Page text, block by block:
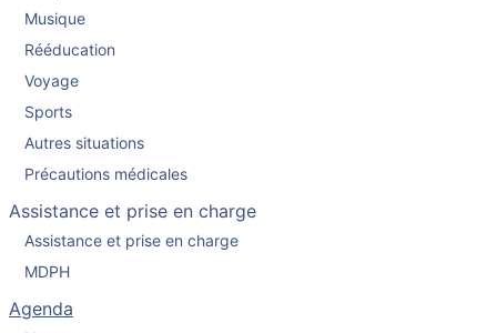
Musique
Rééducation
Voyage
Sports
Autres situations
Précautions médicales
Assistance et prise en charge
Assistance et prise en charge
MDPH
Agenda